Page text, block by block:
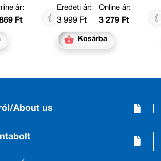
ár:
Ft
Eredeti ár:
3 999 Ft
Online ár:
3 279 Ft
Kosárba
About us